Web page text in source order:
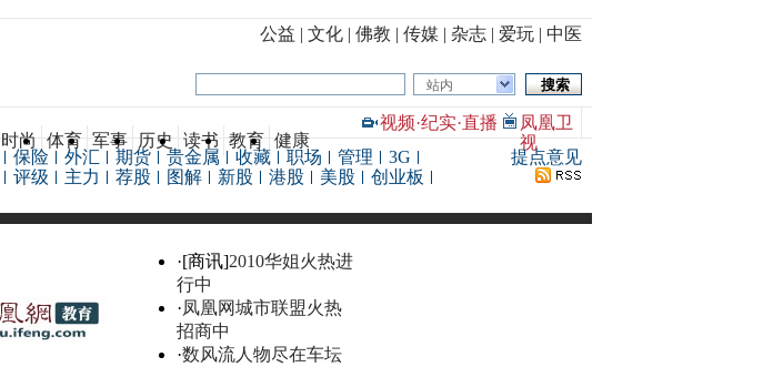
公益 | 文化 | 佛教 | 传媒 | 杂志 | 爱玩 | 中医
站内
时尚 体育 军事 历史 读书 教育 健康
视频·纪实·直播
凤凰卫
视
保险 外汇 期货 贵金属 收藏 职场 管理
3G
评级 主力 荐股 图解 新股 港股 美股
创业板
提点意见
·[商讯]2010华姐火热进
行中
·凤凰网城市联盟火热
招商中
·数风流人物尽在车坛